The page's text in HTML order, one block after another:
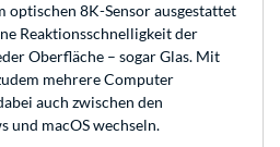
optischen 8K-Sensor ausgestattet
Reaktionsschnelligkeit der
Oberfläche – sogar Glas. Mit
mehrere Computer
auch zwischen den
und macOS wechseln.